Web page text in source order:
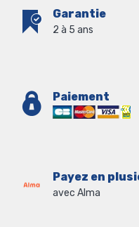
Garantie
2 à 5 ans
Paiement
Payez en
avec Alma